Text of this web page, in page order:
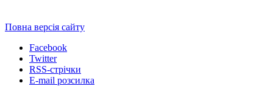
Повна версія сайту
Facebook
Twitter
RSS-стрічки
E-mail розсилка